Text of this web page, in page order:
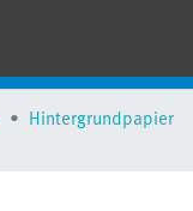
Hintergrundpapier